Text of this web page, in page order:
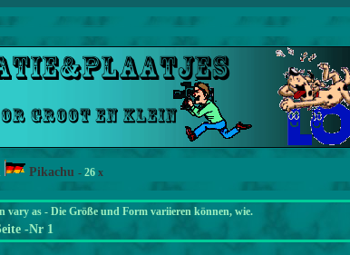
Pikachu - 26 x
vary as - Die Größe und Form variieren können, wie.
-Nr 1